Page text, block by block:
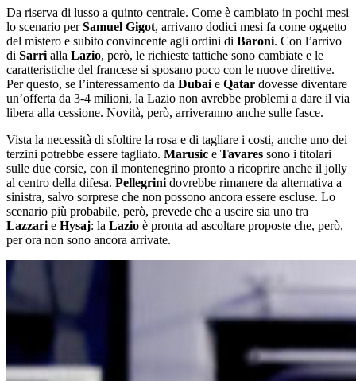
Da riserva di lusso a quinto centrale. Come è cambiato in pochi mesi
lo scenario perSamuel Gigot, arrivano dodici mesi fa come oggetto
del mistero e subito convincente agli ordini di Baroni. Con l’arrivo
di Sarri alla Lazio, però, le richieste tattiche sono cambiate e le
caratteristiche del francese si sposano poco con le nuove direttive.
Per questo, se l’interessamento da Dubai e Qatar dovesse diventare
un’offerta da 3-4 milioni, la Lazio non avrebbe problemi a dare il via
libera alla cessione. Novità, però, arriveranno anche sulle fasce.
Vista la necessità di sfoltire la rosa e di tagliare i costi, anche uno dei
terzini potrebbe essere tagliato. Marusic e Tavares sono i titolari
sulle due corsie, con il montenegrino pronto a ricoprire anche il jolly
al centro della difesa. Pellegrini dovrebbe rimanere da alternativa a
sinistra, salvo sorprese che non possono ancora essere escluse. Lo
scenario più probabile, però, prevede che a uscire sia uno tra
Lazzari e Hysaj: la Lazio è pronta ad ascoltare proposte che, però,
per ora non sono ancora arrivate.